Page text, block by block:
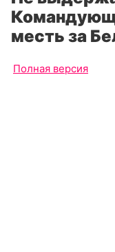
месть за
Полная версия